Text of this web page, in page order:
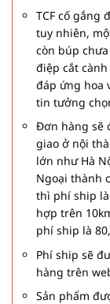
TCF cố gắng
tuy nhiên,
còn búp
điệp cắt cành
đáp ứng hoa
tin tưởng
Đơn hàng sẽ
giao ở nội
lớn như Hà
Ngoại thành
thì phí ship là
hợp trên
phí ship là
Phí ship sẽ
hàng trên
Sản phẩm